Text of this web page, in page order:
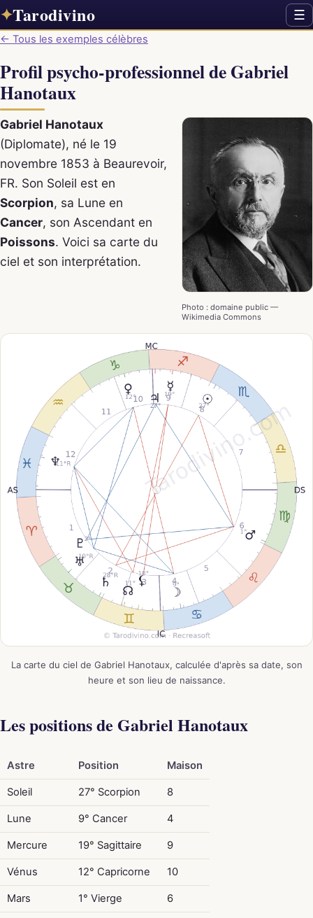
✦Tarodivino ☰
← Tous les exemples célèbres
Profil psycho-professionnel de Gabriel
Hanotaux
Photo : domaine public —
Wikimedia Commons
Gabriel Hanotaux
(Diplomate), né le 19
novembre 1853 à Beaurevoir,
FR. Son Soleil est en
Scorpion, sa Lune en
Cancer, son Ascendant en
Poissons. Voici sa carte du
ciel et son interprétation.
La carte du ciel de Gabriel Hanotaux, calculée d'après sa date, son
heure et son lieu de naissance.
Les positions de Gabriel Hanotaux
Astre Position Maison
Soleil 27° Scorpion 8
Lune 9° Cancer 4
Mercure 19° Sagittaire 9
Vénus 12° Capricorne 10
Mars 1° Vierge 6